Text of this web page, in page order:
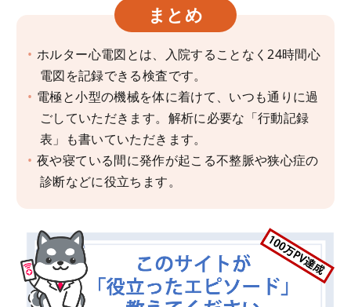
まとめ
ホルター心電図とは、入院することなく24時間心
電図を記録できる検査です。
電極と小型の機械を体に着けて、いつも通りに過
ごしていただきます。解析に必要な「行動記録
表」も書いていただきます。
夜や寝ている間に発作が起こる不整脈や狭心症の
診断などに役立ちます。